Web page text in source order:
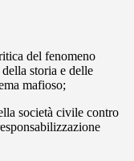
del fenomeno
storia e delle
mafioso;
società civile contro